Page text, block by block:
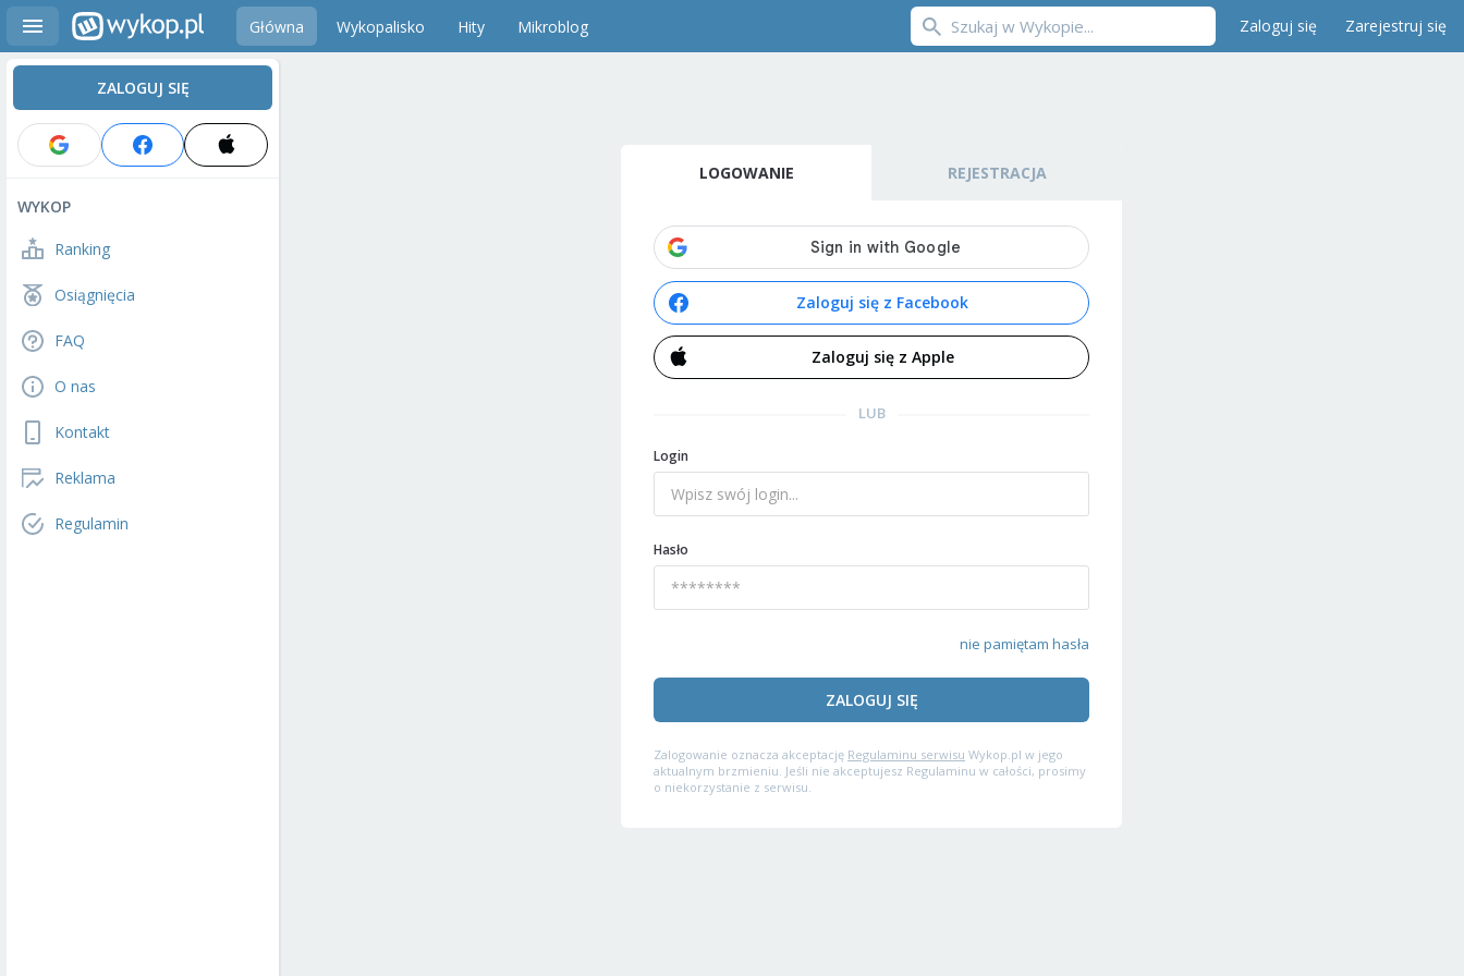
Główna Wykopalisko Hity Mikroblog Zaloguj się Zarejestruj się
ZALOGUJ SIĘ
WYKOP
Ranking
Osiągnięcia
FAQ
O nas
Kontakt
Reklama
Regulamin
LOGOWANIE REJESTRACJA
Zaloguj się z Facebook
Zaloguj się z Apple
LUB
Login
Hasło
nie pamiętam hasła
ZALOGUJ SIĘ
Zalogowanie oznacza akceptację Regulaminu serwisu Wykop.pl w jego
aktualnym brzmieniu. Jeśli nie akceptujesz Regulaminu w całości, prosimy
o niekorzystanie z serwisu.